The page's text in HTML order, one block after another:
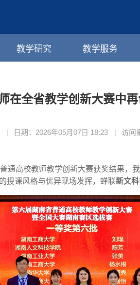
教学研究 教学服务
在全省教学创新大赛中
| 日期：2026年05月07日 18:23 | 访问
通高校教师教学创新大赛获奖结果，
授课风格与优异现场发挥，蝉联新文科